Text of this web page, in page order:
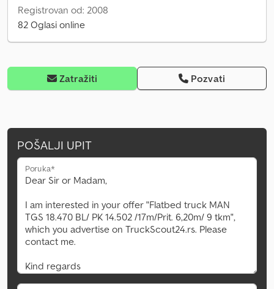
Registrovan od: 2008
82 Oglasi online
Zatražiti Pozvati
POŠALJI UPIT
Poruka*